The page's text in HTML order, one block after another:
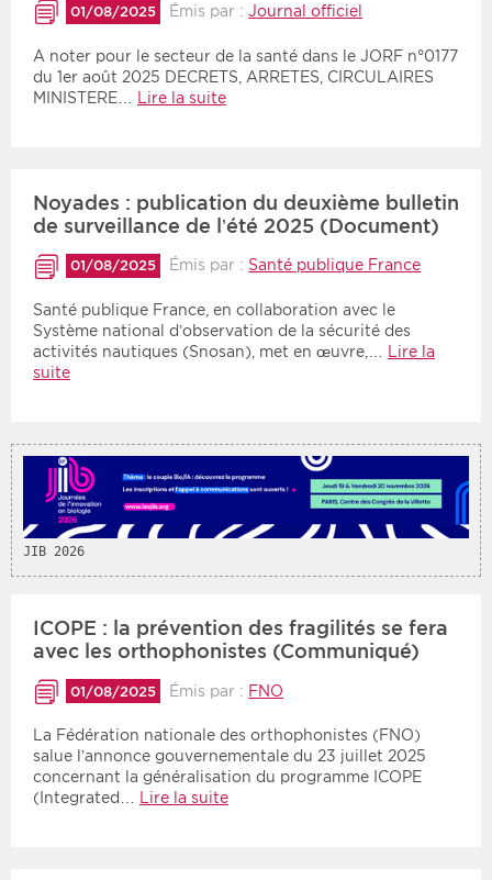
Inversé
01/08/2025 Émis par :Journal officiel
A noter pour le secteur de la santé dans le JORF n°0177
du 1er août 2025 DECRETS, ARRETES, CIRCULAIRES
MINISTERE… Lire la suite
Noyades : publication du deuxième bulletin
de surveillance de l’été 2025 (Document)
01/08/2025 Émis par : Santé publique France
Santé publique France, en collaboration avec le
Système national d’observation de la sécurité des
activités nautiques (Snosan), met en œuvre,…
Lire la
suite
JIB 2026
ICOPE : la prévention des fragilités se fera
avec les orthophonistes (Communiqué)
01/08/2025 Émis par : FNO
La Fédération nationale des orthophonistes (FNO)
salue l’annonce gouvernementale du 23 juillet 2025
concernant la généralisation du programme ICOPE
(Integrated…
Lire la suite